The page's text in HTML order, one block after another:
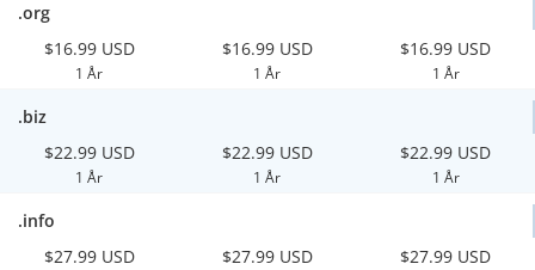
.org
$16.99 USD
1 År
$16.99 USD
1 År
$16.99 USD
1 År
.biz
$22.99 USD
1 År
$22.99 USD
1 År
$22.99 USD
1 År
.info
$27.99 USD
$27.99 USD $27.99 USD